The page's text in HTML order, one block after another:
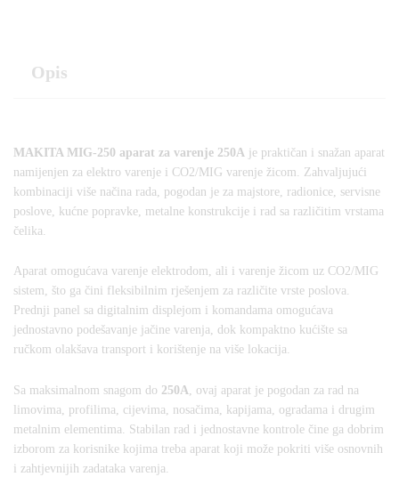
Opis
MAKITA MIG-250 aparat za varenje 250A je praktičan i snažan aparat
namijenjen za elektro varenje i CO2/MIG varenje žicom. Zahvaljujući
kombinaciji više načina rada, pogodan je za majstore, radionice, servisne
poslove, kućne popravke, metalne konstrukcije i rad sa različitim vrstama
čelika.
Aparat omogućava varenje elektrodom, ali i varenje žicom uz CO2/MIG
sistem, što ga čini fleksibilnim rješenjem za različite vrste poslova.
Prednji panel sa digitalnim displejom i komandama omogućava
jednostavno podešavanje jačine varenja, dok kompaktno kućište sa
ručkom olakšava transport i korištenje na više lokacija.
Sa maksimalnom snagom do 250A, ovaj aparat je pogodan za rad na
limovima, profilima, cijevima, nosačima, kapijama, ogradama i drugim
metalnim elementima. Stabilan rad i jednostavne kontrole čine ga dobrim
izborom za korisnike kojima treba aparat koji može pokriti više osnovnih
i zahtjevnijih zadataka varenja.